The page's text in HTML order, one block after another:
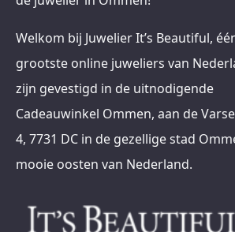
Welkom bij Juwelier It’s Beautiful,
grootste online juweliers van
zijn gevestigd in de uitnodigende
Cadeauwinkel Ommen, aan de
4, 7731 DC in de gezellige stad
mooie oosten van Nederland.